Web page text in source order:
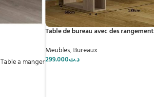
Table a manger
Table de bureau avec des rangement
Meubles,Bureaux
د.ت299.000